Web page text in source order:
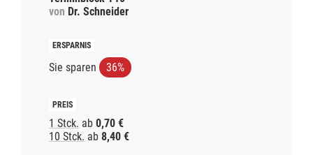
von Dr. Schneider
Sie sparen 36%
1 Stck. ab 0,70 €
10 Stck. ab 8,40 €